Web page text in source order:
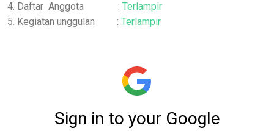
4. Daftar Anggota : Terlampir
5. Kegiatan unggulan : Terlampir